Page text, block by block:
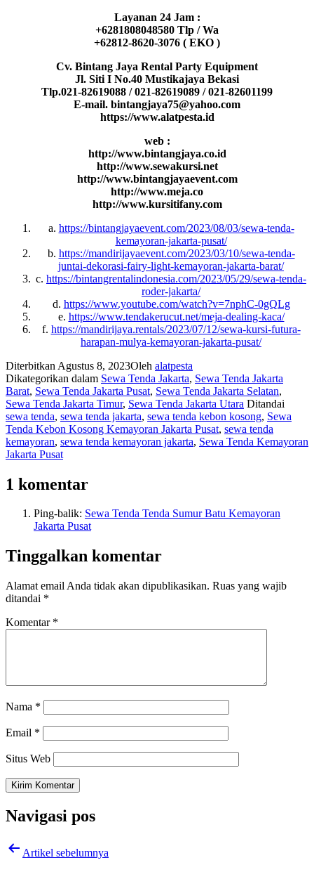
Layanan 24 Jam :
+6281808048580 Tlp / Wa
+62812-8620-3076 ( EKO )
Cv. Bintang Jaya Rental Party Equipment
Jl. Siti I No.40 Mustikajaya Bekasi
Tlp.021-82619088 / 021-82619089 / 021-82601199
E-mail. bintangjaya75@yahoo.com
https://www.alatpesta.id
web :
http://www.bintangjaya.co.id
http://www.sewakursi.net
http://www.bintangjayaevent.com
http://www.meja.co
http://www.kursitifany.com
a. https://bintangjayaevent.com/2023/08/03/sewa-tenda-
kemayoran-jakarta-pusat/
b. https://mandirijayaevent.com/2023/03/10/sewa-tenda-
juntai-dekorasi-fairy-light-kemayoran-jakarta-barat/
c. https://bintangrentalindonesia.com/2023/05/29/sewa-tenda-
roder-jakarta/
d. https://www.youtube.com/watch?v=7nphC-0gQLg
e. https://www.tendakerucut.net/meja-dealing-kaca/
f. https://mandirijaya.rentals/2023/07/12/sewa-kursi-futura-
harapan-mulya-kemayoran-jakarta-pusat/
Diterbitkan Agustus 8, 2023Oleh alatpesta
Dikategorikan dalam Sewa Tenda Jakarta, Sewa Tenda Jakarta
Barat, Sewa Tenda Jakarta Pusat, Sewa Tenda Jakarta Selatan,
Sewa Tenda Jakarta Timur, Sewa Tenda Jakarta Utara Ditandai
sewa tenda, sewa tenda jakarta, sewa tenda kebon kosong, Sewa
Tenda Kebon Kosong Kemayoran Jakarta Pusat, sewa tenda
kemayoran, sewa tenda kemayoran jakarta, Sewa Tenda Kemayoran
Jakarta Pusat
1 komentar
Ping-balik: Sewa Tenda Tenda Sumur Batu Kemayoran
Jakarta Pusat
Tinggalkan komentar
Alamat email Anda tidak akan dipublikasikan. Ruas yang wajib
ditandai *
Komentar *
Nama *
Email *
Situs Web
Navigasi pos
Artikel sebelumnya